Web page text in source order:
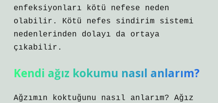
enfeksiyonları kötü nefese neden
olabilir. Kötü nefes sindirim sistemi
nedenlerinden dolayı da ortaya
çıkabilir.
Kendi ağız kokumu nasıl anlarım?
Ağzımın koktuğunu nasıl anlarım? Ağız